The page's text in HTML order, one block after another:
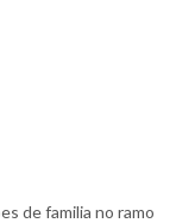
de familia no ramo